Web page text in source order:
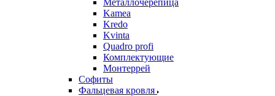
Металлочерепица
Kamea
Kredo
Kvinta
Quadro profi
Комплектующие
Монтеррей
Софиты
Фальцевая кровля